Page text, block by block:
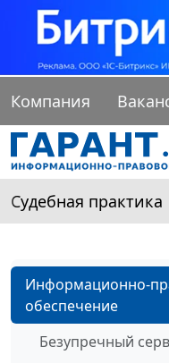
Компания
Судебная практика
Информационно-
обеспечение
Безупречный